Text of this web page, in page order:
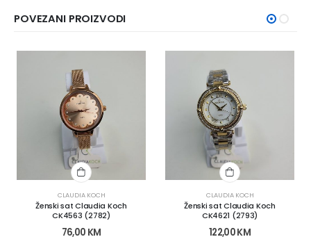
POVEZANI PROIZVODI
CLAUDIA KOCH
Ženski sat Claudia Koch
CK4563 (2782)
76,00 KM
CLAUDIA KOCH
Ženski sat Claudia Koch
CK4621 (2793)
122,00KM